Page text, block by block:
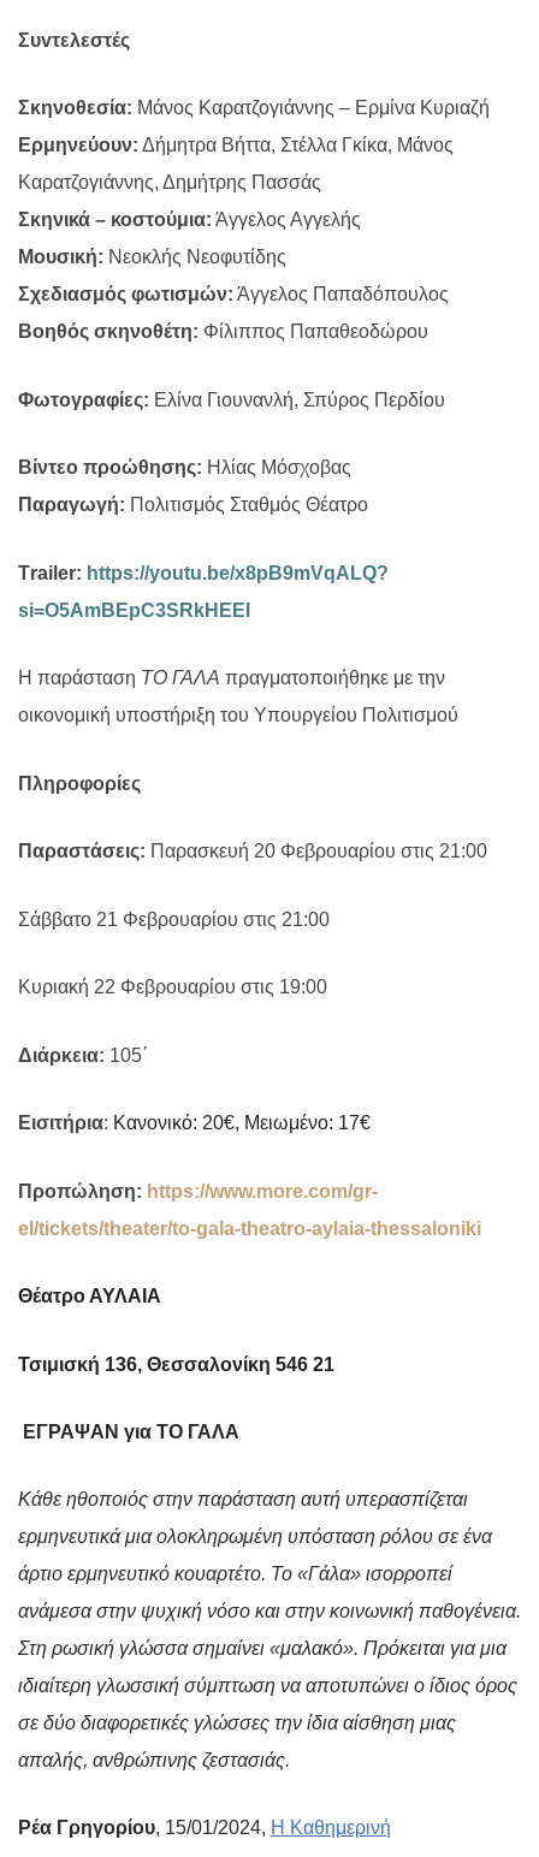
Συvτελεστές
Σκηνοθεσία: Μάνος Καρατζογιάννης – Ερμίνα Κυριαζή
Ερμηνεύουν: Δήμητρα Βήττα, Στέλλα Γκίκα, Μάνος
Καρατζογιάννης, Δημήτρης Πασσάς
Σκηνικά – κοστούμια: Άγγελος Αγγελής
Μουσική: Νεοκλής Νεοφυτίδης
Σχεδιασμός φωτισμών: Άγγελος Παπαδόπουλος
Βοηθός σκηνοθέτη: Φίλιππος Παπαθεοδώρου
Φωτογραφίες: Ελίνα Γιουνανλή, Σπύρος Περδίου
Βίντεο προώθησης: Ηλίας Μόσχοβας
Παραγωγή: Πολιτισμός Σταθμός Θέατρο
Τrailer: https://youtu.be/x8pB9mVqALQ?
si=O5AmBEpC3SRkHEEl
Η παράσταση ΤΟ ΓΑΛΑ πραγματοποιήθηκε με την
οικονομική υποστήριξη του Υπουργείου Πολιτισμού
Πληροφορίες
Παραστάσεις: Παρασκευή 20 Φεβρουαρίου στις 21:00
Σάββατο 21 Φεβρουαρίου στις 21:00
Κυριακή 22 Φεβρουαρίου στις 19:00
Διάρκεια: 105΄
Εισιτήρια: Κανονικό: 20€, Μειωμένο: 17€
Προπώληση: https://www.more.com/gr-
el/tickets/theater/to-gala-theatro-aylaia-thessaloniki
Θέατρο ΑΥΛΑΙΑ
Τσιμισκή 136, Θεσσαλονίκη 546 21
EΓΡΑΨΑΝ για ΤΟ ΓΑΛΑ
Κάθε ηθοποιός στην παράσταση αυτή υπερασπίζεται
ερμηνευτικά μια ολοκληρωμένη υπόσταση ρόλου σε ένα
άρτιο ερμηνευτικό κουαρτέτο. Το «Γάλα» ισορροπεί
ανάμεσα στην ψυχική νόσο και στην κοινωνική παθογένεια.
Στη ρωσική γλώσσα σημαίνει «μαλακό». Πρόκειται για μια
ιδιαίτερη γλωσσική σύμπτωση να αποτυπώνει ο ίδιος όρος
σε δύο διαφορετικές γλώσσες την ίδια αίσθηση μιας
απαλής, ανθρώπινης ζεστασιάς.
Ρέα Γρηγορίου, 15/01/2024, Η Καθημερινή